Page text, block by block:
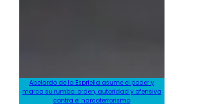
Abelardo de la Espriella asume el poder y
marca su rumbo: orden, autoridad y ofensiva
contra el narcoterrorismo